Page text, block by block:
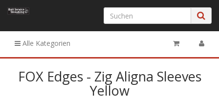
Alle Kategorien
FOX Edges - Zig Aligna Sleeves
Yellow